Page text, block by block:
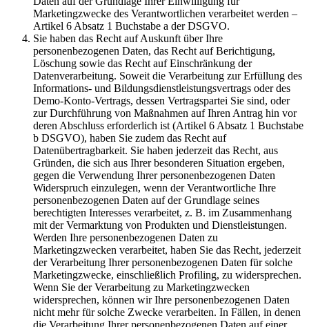
Marketingzwecke des Verantwortlichen verarbeitet werden –
Artikel 6 Absatz 1 Buchstabe a der DSGVO.
Sie haben das Recht auf Auskunft über Ihre
personenbezogenen Daten, das Recht auf Berichtigung,
Löschung sowie das Recht auf Einschränkung der
Datenverarbeitung. Soweit die Verarbeitung zur Erfüllung des
Informations- und Bildungsdienstleistungsvertrags oder des
Demo-Konto-Vertrags, dessen Vertragspartei Sie sind, oder
zur Durchführung von Maßnahmen auf Ihren Antrag hin vor
deren Abschluss erforderlich ist (Artikel 6 Absatz 1 Buchstabe
b DSGVO), haben Sie zudem das Recht auf
Datenübertragbarkeit. Sie haben jederzeit das Recht, aus
Gründen, die sich aus Ihrer besonderen Situation ergeben,
gegen die Verwendung Ihrer personenbezogenen Daten
Widerspruch einzulegen, wenn der Verantwortliche Ihre
personenbezogenen Daten auf der Grundlage seines
berechtigten Interesses verarbeitet, z. B. im Zusammenhang
mit der Vermarktung von Produkten und Dienstleistungen.
Werden Ihre personenbezogenen Daten zu
Marketingzwecken verarbeitet, haben Sie das Recht, jederzeit
der Verarbeitung Ihrer personenbezogenen Daten für solche
Marketingzwecke, einschließlich Profiling, zu widersprechen.
Wenn Sie der Verarbeitung zu Marketingzwecken
widersprechen, können wir Ihre personenbezogenen Daten
nicht mehr für solche Zwecke verarbeiten. In Fällen, in denen
die Verarbeitung Ihrer personenbezogenen Daten auf einer